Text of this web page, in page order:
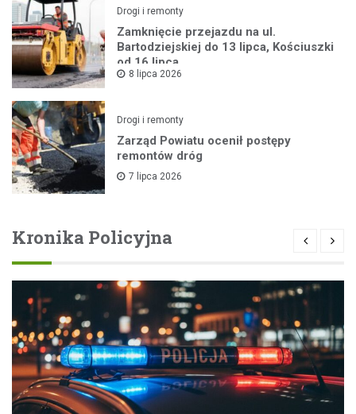
Drogi i remonty
Zamknięcie przejazdu na ul.
Bartodziejskiej do 13 lipca, Kościuszki
od 16 lipca
8 lipca 2026
Drogi i remonty
Zarząd Powiatu ocenił postępy
remontów dróg
7 lipca 2026
Kronika Policyjna